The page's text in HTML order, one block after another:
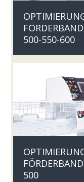
500-550-600
500